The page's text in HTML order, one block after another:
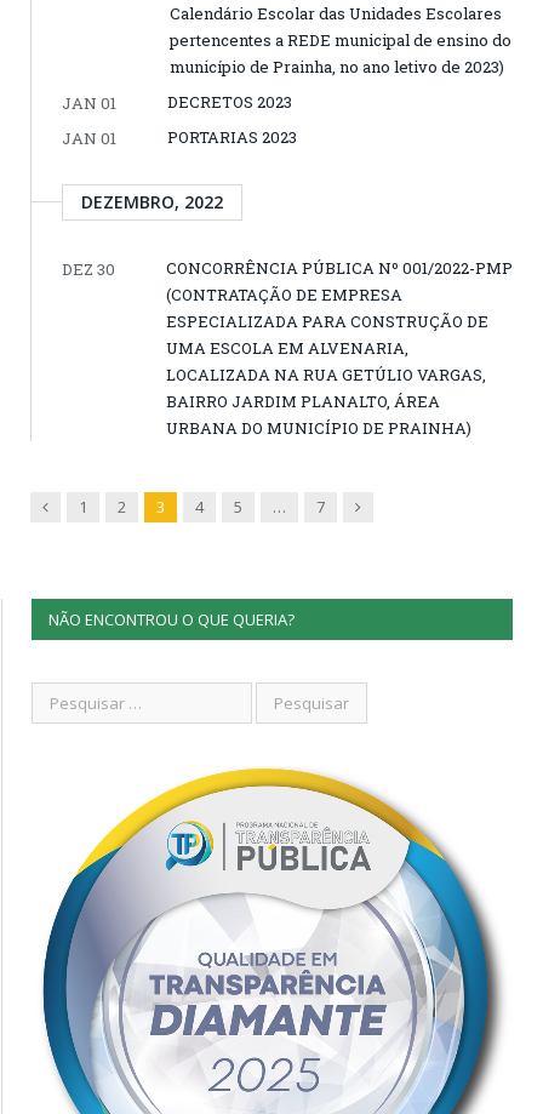
Calendário Escolar das Unidades Escolares
pertencentes a REDE municipal de ensino do
município de Prainha, no ano letivo de 2023)
JAN 01
DECRETOS 2023
JAN 01
PORTARIAS 2023
DEZEMBRO, 2022
DEZ 30
CONCORRÊNCIA PÚBLICA Nº 001/2022-PMP
(CONTRATAÇÃO DE EMPRESA
ESPECIALIZADA PARA CONSTRUÇÃO DE
UMA ESCOLA EM ALVENARIA,
LOCALIZADA NA RUA GETÚLIO VARGAS,
BAIRRO JARDIM PLANALTO, ÁREA
URBANA DO MUNICÍPIO DE PRAINHA)
Previous
1 2 3 4 5 … 7 Next
NÃO ENCONTROU O QUE QUERIA?